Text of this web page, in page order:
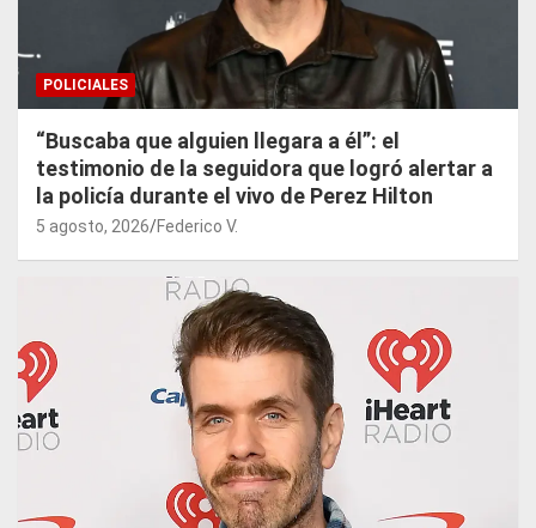
POLICIALES
“Buscaba que alguien llegara a él”: el
testimonio de la seguidora que logró alertar a
la policía durante el vivo de Perez Hilton
5 agosto, 2026 Federico V.